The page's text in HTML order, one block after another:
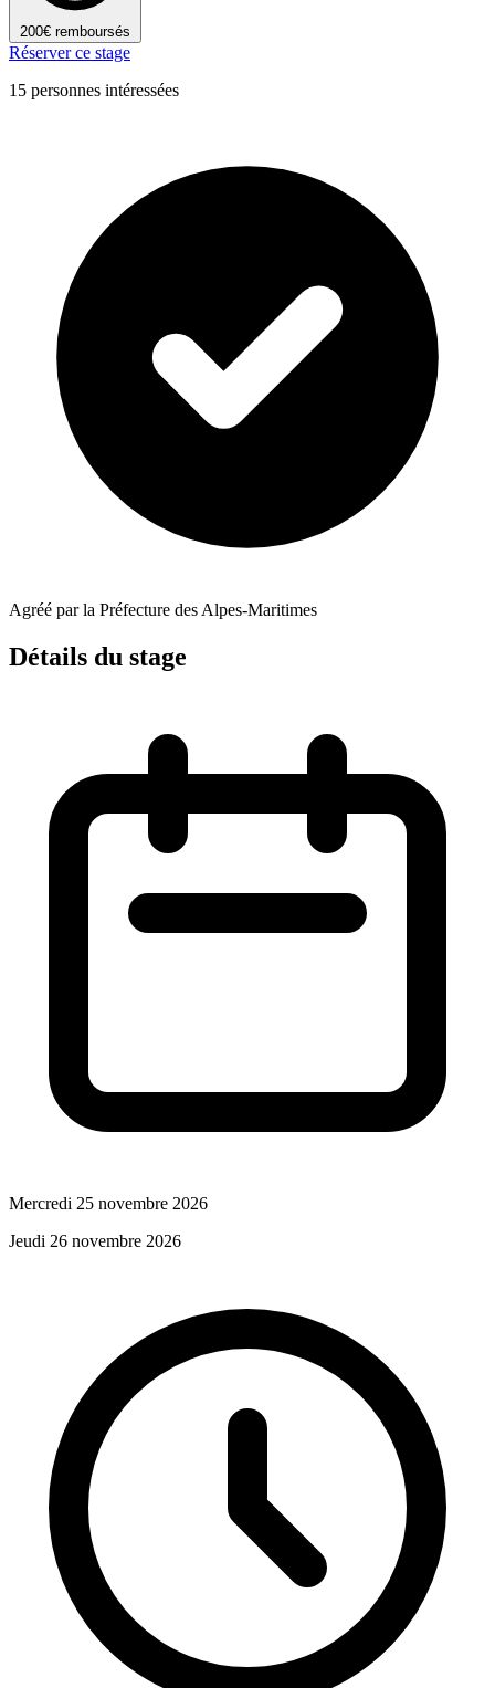
200€ remboursés
Réserver ce stage
15 personnes intéressées
Agréé par la Préfecture des Alpes-Maritimes
Détails du stage
Mercredi 25 novembre 2026
Jeudi 26 novembre 2026